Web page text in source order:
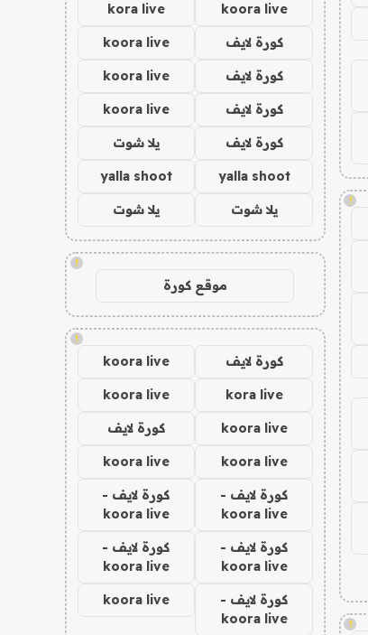
!
!
koora live
kora live
كورة لايف koora live
كورة لايف koora live
كورة لايف koora live
كورة لايف يلا شوت
yalla shoot
yalla shoot
يلا شوت يلا شوت
!
موقع كورة
!
كورة لايف koora live
kora live
koora live
koora live كورة لايف
koora live
koora live
كورة لايف -
koora live
كورة لايف -
koora live
كورة لايف -
koora live
كورة لايف -
koora live
كورة لايف -
koora live
koora live